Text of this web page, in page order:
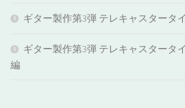
ギター製作第3弾 テレキャスタータ
ギター製作第3弾 テレキャスタータ
編